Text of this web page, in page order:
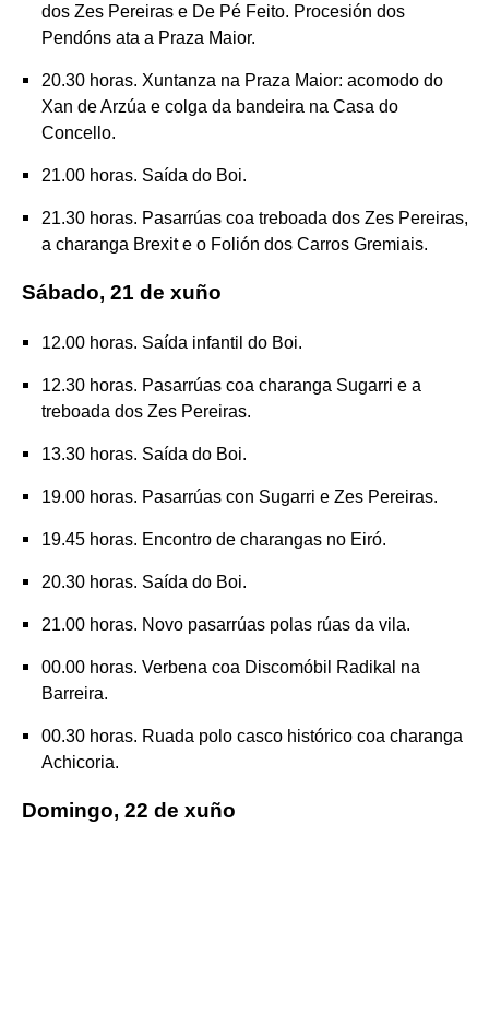
dos Zes Pereiras e De Pé Feito. Procesión dos
Pendóns ata a Praza Maior.
20.30 horas. Xuntanza na Praza Maior: acomodo do
Xan de Arzúa e colga da bandeira na Casa do
Concello.
21.00 horas. Saída do Boi.
21.30 horas. Pasarrúas coa treboada dos Zes Pereiras,
a charanga Brexit e o Folión dos Carros Gremiais.
Sábado, 21 de xuño
12.00 horas. Saída infantil do Boi.
12.30 horas. Pasarrúas coa charanga Sugarri e a
treboada dos Zes Pereiras.
13.30 horas. Saída do Boi.
19.00 horas. Pasarrúas con Sugarri e Zes Pereiras.
19.45 horas. Encontro de charangas no Eiró.
20.30 horas. Saída do Boi.
21.00 horas. Novo pasarrúas polas rúas da vila.
00.00 horas. Verbena coa Discomóbil Radikal na
Barreira.
00.30 horas. Ruada polo casco histórico coa charanga
Achicoria.
Domingo, 22 de xuño